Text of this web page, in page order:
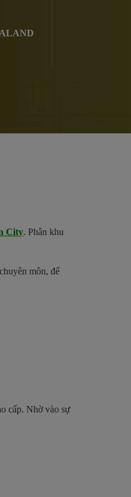
City. Phân khu
môn, để
cấp. Nhờ vào sự